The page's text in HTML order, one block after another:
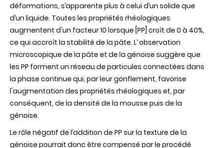
déformations, s’apparente plus à celui d’un solide que
d’un liquide. Toutes les propriétés rhéologiques
augmentent d'un facteur 10 lorsque [PP] croît de 0 à 40%,
ce qui accroît la stabilité de la pâte. L’ observation
microscopique de la pâte et de la génoise suggère que
les PP forment un réseau de particules connectées dans
la phase continue qui, par leur gonflement, favorise
l'augmentation des propriétés rhéologiques et, par
conséquent, de la densité de la mousse puis de la
génoise.
Le rôle négatif de l’addition de PP sur la texture de la
génoise pourrait donc être compensé par le procédé